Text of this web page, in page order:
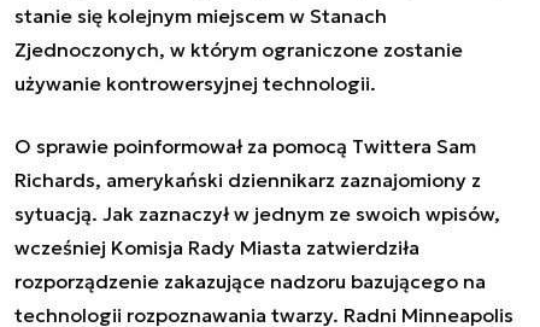
stanie się kolejnym miejscem w Stanach
Zjednoczonych, w którym ograniczone zostanie
używanie kontrowersyjnej technologii.
O sprawie poinformował za pomocą Twittera Sam
Richards, amerykański dziennikarz zaznajomiony z
sytuacją. Jak zaznaczył w jednym ze swoich wpisów,
wcześniej Komisja Rady Miasta zatwierdziła
rozporządzenie zakazujące nadzoru bazującego na
technologii rozpoznawania twarzy. Radni Minneapolis